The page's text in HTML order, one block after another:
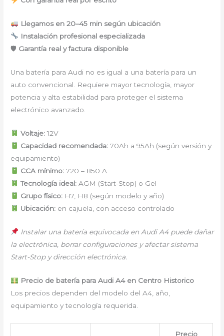
Llegamos en 20–45 min según ubicación
Instalación profesional especializada
🛡 Garantía real y factura disponible
Una batería para Audi no es igual a una batería para un
auto convencional. Requiere mayor tecnología, mayor
potencia y alta estabilidad para proteger el sistema
electrónico avanzado.
Voltaje:12V
Capacidad recomendada:70Ah a 95Ah (según versión y
equipamiento)
CCA mínimo:720 – 850 A
Tecnología ideal:AGM (Start-Stop) o Gel
Grupo físico:H7, H8 (según modelo y año)
Ubicación:en cajuela, con acceso controlado
Instalar una batería equivocada en Audi A4 puede dañar
la electrónica, borrar configuraciones y afectar sistema
Start-Stop y dirección electrónica.
Precio de batería para Audi A4 en Centro Historico
Los precios dependen del modelo del A4, año,
equipamiento y tecnología requerida.
Precio